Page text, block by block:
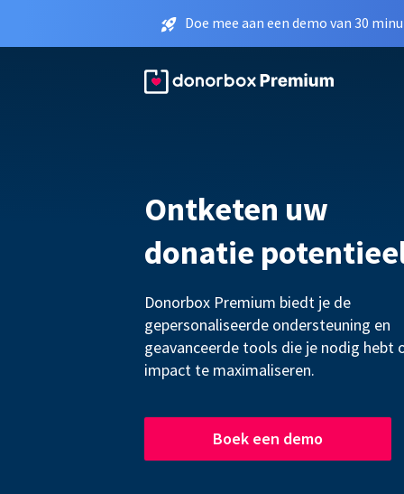
Doe mee aan een demo van 30
Ontketen uw
donatie
Donorbox Premium biedt je de
gepersonaliseerde ondersteuning en
geavanceerde tools die je nodig hebt
impact te maximaliseren.
Boek een demo